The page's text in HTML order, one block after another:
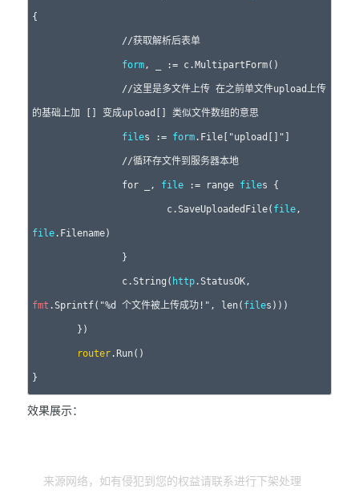
{
form, _ := c.MultipartForm()
的基础上加 [] 变成upload[] 类似文件数组的意思
files := form.File["upload[]"]
		for _,
file := range files {
			c.SaveUploadedFile(
file
file.Filename)
		c.String(
http
fmt .Sprintf("%d 个文件被上传成功!", len( files)))
router.Run()
效果展示：
来源网络，如有侵犯到您的权益请联系进行下架处理